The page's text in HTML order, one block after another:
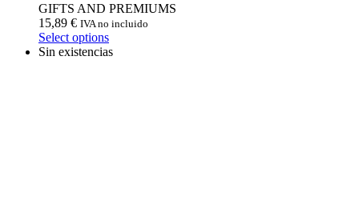
GIFTS AND PREMIUMS
15,89 € IVA no incluido
Select options
Sin existencias